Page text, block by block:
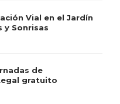
Vial en el Jardín
y Sonrisas
de
gratuito